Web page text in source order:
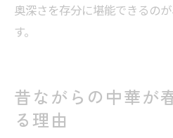
奥深さを存分に堪能できるの
す。
昔ながらの中華が
る理由